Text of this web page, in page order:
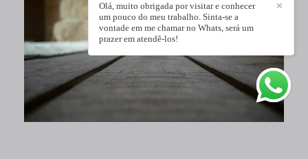
✕
Olá, muito obrigada por visitar e conhecer
um pouco do meu trabalho. Sinta-se a
vontade em me chamar no Whats, será um
prazer em atendê-los!